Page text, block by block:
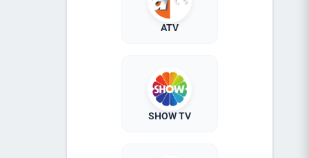
ATV
SHOW TV